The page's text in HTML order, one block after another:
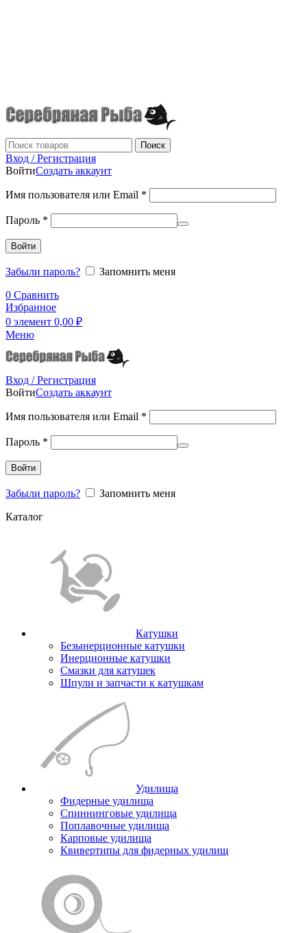
Поиск
Вход / Регистрация
ВойтиСоздать аккаунт
Имя пользователя или Email *
Пароль *
Войти
Забыли пароль?
Запомнить меня
0 Сравнить
Избранное
0 элемент 0,00 ₽
Меню
Вход / Регистрация
ВойтиСоздать аккаунт
Имя пользователя или Email *
Пароль *
Войти
Забыли пароль?
Запомнить меня
Каталог
Катушки
Безынерционные катушки
Инерционные катушки
Смазки для катушек
Шпули и запчасти к катушкам
Удилища
Фидерные удилища
Спиннинговые удилища
Поплавочные удилища
Карповые удилища
Квивертипы для фидерных удилищ